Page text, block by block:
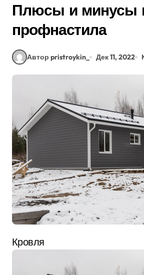
Плюсы и минусы
профнастила
Автор pristroykin_ Дек 11, 2022
Кровля